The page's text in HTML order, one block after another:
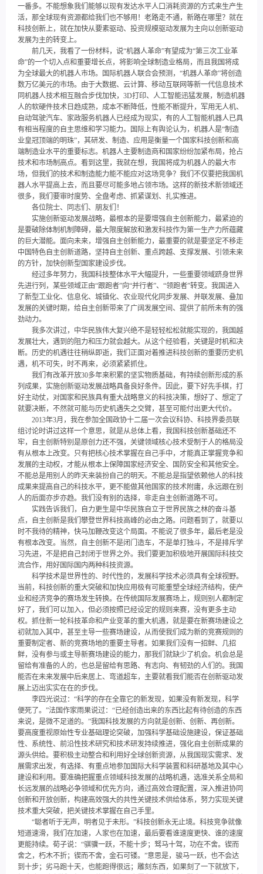
一番多。不能想象我们能够以现有发达水平人口消耗资源的方式来生产生
活，那全球现有资源都给我们也不够用！老路走不通，新路在哪里？就在
科技创新上，就在加快从要素驱动、投资规模驱动发展为主向以创新驱动
发展为主的转变上。
前几天，我看了一份材料，说“机器人革命”有望成为“第三次工业革
命”的一个切入点和重要增长点，将影响全球制造业格局，而且我国将成
为全球最大的机器人市场。国际机器人联合会预测，“机器人革命”将创造
数万亿美元的市场。由于大数据、云计算、移动互联网等新一代信息技术
同机器人技术相互融合步伐加快，3D打印、人工智能迅猛发展，制造机器
人的软硬件技术日趋成熟，成本不断降低，性能不断提升，军用无人机、
自动驾驶汽车、家政服务机器人已经成为现实，有的人工智能机器人已具
有相当程度的自主思维和学习能力。国际上有舆论认为，机器人是“制造
业皇冠顶端的明珠”，其研发、制造、应用是衡量一个国家科技创新和高
端制造业水平的重要标志。机器人主要制造商和国家纷纷加紧布局，抢占
技术和市场制高点。看到这里，我就在想，我国将成为机器人的最大市
场，但我们的技术和制造能力能不能应对这场竞争？我们不仅要把我国机
器人水平提高上去，而且要尽可能多地占领市场。这样的新技术新领域还
很多，我们要审时度势、全盘考虑、抓紧谋划、扎实推进。
各位院士、同志们、朋友们！
实施创新驱动发展战略，最根本的是要增强自主创新能力，最紧迫的
是要破除体制机制障碍，最大限度解放和激发科技作为第一生产力所蕴藏
的巨大潜能。面向未来，增强自主创新能力，最重要的就是要坚定不移走
中国特色自主创新道路，坚持自主创新、重点跨越、支撑发展、引领未来
的方针，加快创新型国家建设步伐。
经过多年努力，我国科技整体水平大幅提升，一些重要领域跻身世界
先进行列，某些领域正由“跟跑者”向“并行者”、“领跑者”转变。我国进入
了新型工业化、信息化、城镇化、农业现代化同步发展、并联发展、叠加
发展的关键时期，给自主创新带来了广阔发展空间、提供了前所未有的强
劲动力。
我多次讲过，中华民族伟大复兴绝不是轻轻松松就能实现的，我国越
发展壮大，遇到的阻力和压力就会越大。从这个经验看，关键是时机和决
断。历史的机遇往往稍纵即逝，我们正面对着推进科技创新的重要历史机
遇，机不可失，时不再来，必须紧紧抓住。
我们有改革开放30多年来积累的坚实物质基础，有持续创新形成的系
列成果，实施创新驱动发展战略具备良好条件。因此，要下好先手棋，打
好主动仗，对国家和民族具有重大战略意义的科技决策，想好了、想定了
就要决断，不然就可能与历史机遇失之交臂，甚至可能付出更大代价。
2013年3月，我在参加全国政协十二届一次会议科协、科技界委员联
组讨论时讲过这样一个意思，就是从总体上看，我国科技创新基础还不
牢，自主创新特别是原创力还不强，关键领域核心技术受制于人的格局没
有从根本上改变。只有把核心技术掌握在自己手中，才能真正掌握竞争和
发展的主动权，才能从根本上保障国家经济安全、国防安全和其他安全。
不能总是用别人的昨天来装扮自己的明天。不能总是指望依赖他人的科技
成果来提高自己的科技水平，更不能做其他国家的技术附庸，永远跟在别
人的后面亦步亦趋。我们没有别的选择，非走自主创新道路不可。
实践告诉我们，自力更生是中华民族自立于世界民族之林的奋斗基
点，自主创新是我们攀登世界科技高峰的必由之路。问题看到了，就要以
时不我待的精神，快马加鞭改变这个局面。不能说了很多年，最后老是没
有根本改变。当然，自主创新不是闭门造车，不是单打独斗，不是排斥学
习先进，不是把自己封闭于世界之外。我们要更加积极地开展国际科技交
流合作，用好国际国内两种科技资源。
科学技术是世界性的、时代性的，发展科学技术必须具有全球视野。
当前，科技创新的重大突破和加快应用极有可能重塑全球经济结构，使产
业和经济竞争的赛场发生转换。在传统国际发展赛场上，规则别人都制定
好了，我们可以加入，但必须按照已经设定的规则来赛，没有更多主动
权。抓住新一轮科技革命和产业变革的重大机遇，就是要在新赛场建设之
初就加入其中，甚至主导一些赛场建设，从而使我们成为新的竞赛规则的
重要制定者、新的竞赛场地的重要主导者。如果我们没有一招鲜、几招
鲜，没有参与或主导新赛场建设的能力，那我们就缺少了机会。机会总是
留给有准备的人的，也总是留给有思路、有志向、有韧劲的人们的。我国
能否在未来发展中后来居上、弯道超车，主要就看我们能否在创新驱动发
展上迈出实实在在的步伐。
李四光说过：“科学的存在全靠它的新发现，如果没有新发现，科学
便死了。”法国作家雨果说过：“已经创造出来的东西比起有待创造的东西
来说，是微不足道的。”我国科技发展的方向就是创新、创新、再创新。
要高度重视原始性专业基础理论突破，加强科学基础设施建设，保证基础
性、系统性、前沿性技术研究和技术研发持续推进，强化自主创新成果的
源头供给。要积极主动整合和利用好全球创新资源，从我国现实需求、发
展需求出发，有选择、有重点地参加国际大科学装置和科研基地及其中心
建设和利用。要准确把握重点领域科技发展的战略机遇，选准关系全局和
长远发展的战略必争领域和优先方向，通过高效合理配置，深入推进协同
创新和开放创新，构建高效强大的共性关键技术供给体系，努力实现关键
技术重大突破，把关键技术掌握在自己手里。
“聪者听于无声，明者见于未形。”科技创新永无止境。科技竞争就像
短道速滑，我们在加速，人家也在加速，最后要看谁速度更快、谁的速度
更能持续。荀子说：“骐骥一跃，不能十步；驽马十驾，功在不舍。锲而
舍之，朽木不折；锲而不舍，金石可镂。”意思是，骏马一跃，也不会达
到十步；劣马跑十天，也能跑得很远；雕刻东西，如果刻了一下就放下，